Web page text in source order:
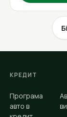
КРЕДИТ
Програма
авто в